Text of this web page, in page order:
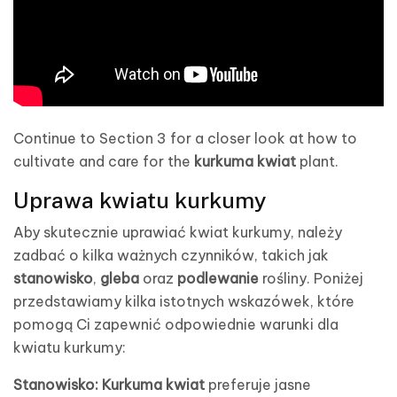
Continue to Section 3 for a closer look at how to
cultivate and care for the kurkuma kwiat plant.
Uprawa kwiatu kurkumy
Aby skutecznie uprawiać kwiat kurkumy, należy
zadbać o kilka ważnych czynników, takich jak
stanowisko, gleba oraz podlewanie rośliny. Poniżej
przedstawiamy kilka istotnych wskazówek, które
pomogą Ci zapewnić odpowiednie warunki dla
kwiatu kurkumy:
Stanowisko: Kurkuma kwiat preferuje jasne